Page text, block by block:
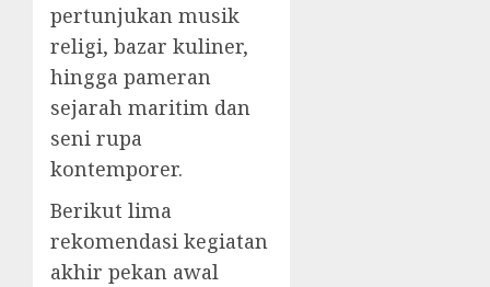
pertunjukan musik
religi, bazar kuliner,
hingga pameran
sejarah maritim dan
seni rupa
kontemporer.
Berikut lima
rekomendasi kegiatan
akhir pekan awal